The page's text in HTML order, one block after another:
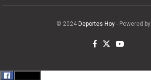
© 2024 Deportes Hoy - Powered by